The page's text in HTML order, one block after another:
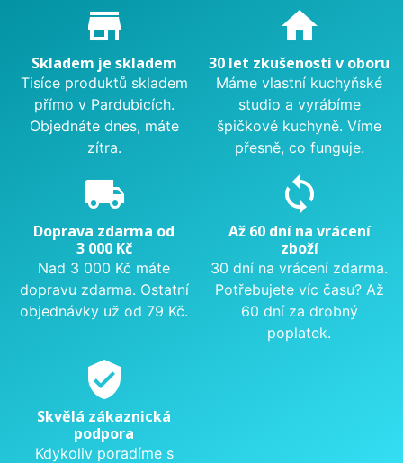
Proč nakupovat u nás?
store_mall_directory
Skladem je skladem
Tisíce produktů skladem
přímo v Pardubicích.
Objednáte dnes, máte
zítra.
home
30 let zkušeností v oboru
Máme vlastní kuchyňské
studio a vyrábíme
špičkové kuchyně. Víme
přesně, co funguje.
local_shipping
Doprava zdarma od
3 000 Kč
Nad 3 000 Kč máte
dopravu zdarma. Ostatní
objednávky už od 79 Kč.
sync
Až 60 dní na vrácení
zboží
30 dní na vrácení zdarma.
Potřebujete víc času? Až
60 dní za drobný
poplatek.
verified_user
Skvělá zákaznická
podpora
Kdykoliv poradíme s